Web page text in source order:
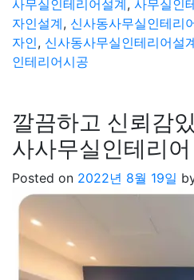
사무실인테리어설계, 사무실인
자인설계, 신사동사무실인테리
자인, 신사동사무실인테리어설
인테리어시공
깔끔하고 신뢰감
사사무실인테리
Posted on 2022년 8월 19일